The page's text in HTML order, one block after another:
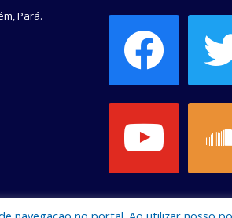
Pará.